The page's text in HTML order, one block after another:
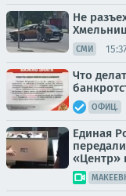
Не
СМИ
Что
ОФИЦ.
Единая
«Центр»